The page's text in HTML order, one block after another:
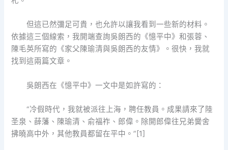
但這已然彌足可貴，也允許以讓我看到一些新的材料。
依據這三個線索，我開端查詢吳朗西的《憶平中》和張蓉、
陳毛英所寫的《家父陳瑜清與吳朗西的友情》。很快，我就
找到這兩篇文章。
吳朗西在《憶平中》一文中是如許寫的：
“冷假時代，我就被派往上海，聘任教員。成果請來了陸
圣泉、薛藩、陳瑜清、俞福祚、郎偉。除開郎偉往兄弟黌舍
拂曉高中外，其他教員都留在平中。”[1]